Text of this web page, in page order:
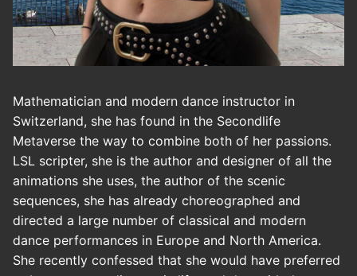
Mathematician and modern dance instructor in
Switzerland, she has found in the Secondlife
Metaverse the way to combine both of her passions.
LSL scripter, she is the author and designer of all the
animations she uses, the author of the scenic
sequences, she has already choreographed and
directed a large number of classical and modern
dance performances in Europe and North America.
She recently confessed that she would have preferred